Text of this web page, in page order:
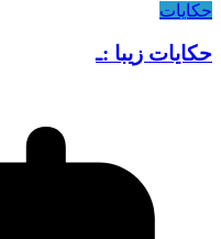
حکایات
حکایات زیبا :ـ